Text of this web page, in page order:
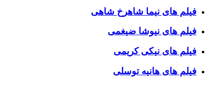
فیلم های نیما شاهرخ شاهی
فیلم های نیوشا ضیغمی
فیلم های نیکی کریمی
فیلم های هانیه توسلی